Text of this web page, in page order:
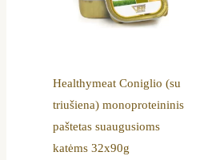
Healthymeat Coniglio (su
triušiena) monoproteininis
paštetas suaugusioms
katėms 32x90g